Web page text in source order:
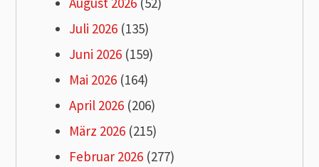
Juli 2026 (135)
Juni 2026 (159)
Mai 2026 (164)
April 2026 (206)
März 2026 (215)
Februar 2026 (277)